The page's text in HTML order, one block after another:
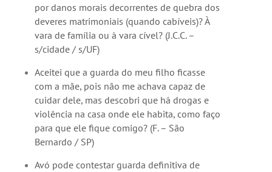
por danos morais decorrentes de quebra dos
deveres matrimoniais (quando cabíveis)? À
vara de família ou à vara cível? (J.C.C. –
s/cidade / s/UF)
Aceitei que a guarda do meu filho ficasse
com a mãe, pois não me achava capaz de
cuidar dele, mas descobri que há drogas e
violência na casa onde ele habita, como faço
para que ele fique comigo? (F. – São
Bernardo / SP)
Avó pode contestar guarda definitiva de